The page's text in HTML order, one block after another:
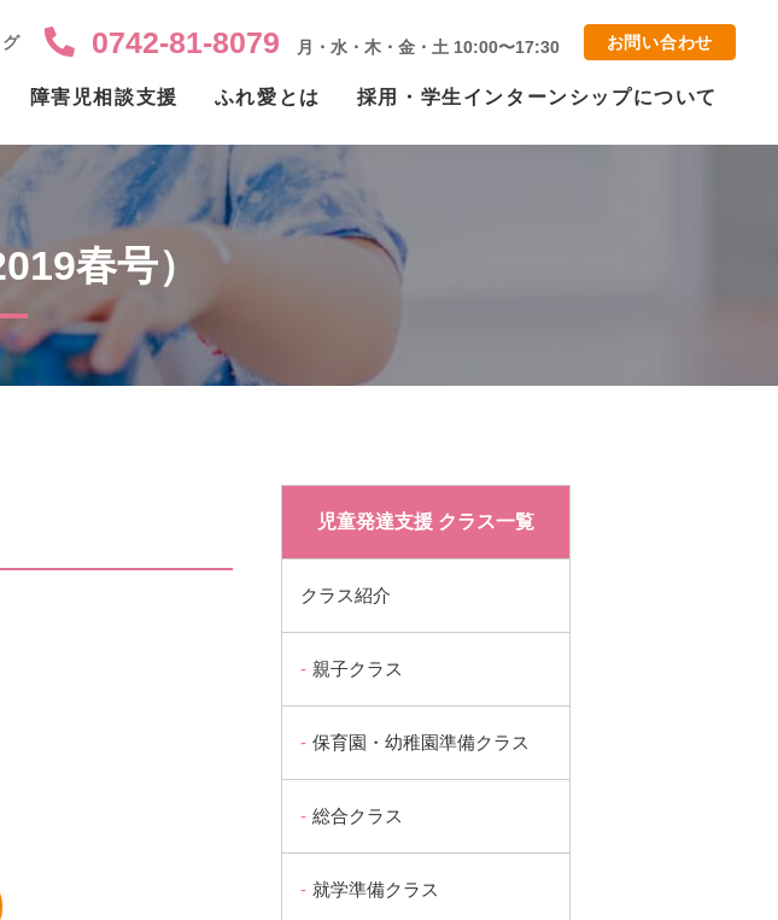
0742-81-8079 月・水・木・金・土 10:00〜17:30 お問い合わせ
障害児相談支援 ふれ愛とは 採用・学生インターンシップについて
春号）
児童発達支援 クラス一覧
クラス紹介
親子クラス
保育園・幼稚園準備クラス
総合クラス
就学準備クラス